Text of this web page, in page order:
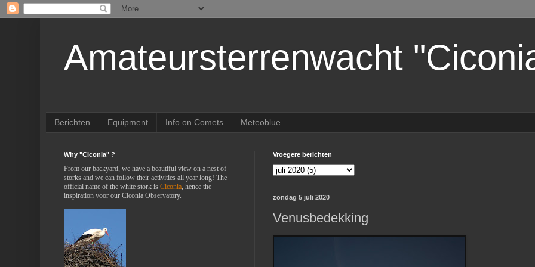
Amateursterrenwacht
Berichten Equipment Info on Comets Meteoblue
Vroegere berichten
zondag 5 juli 2020
Venusbedekking
Why "Ciconia" ?
From our backyard, we have a beautiful view on a nest of
storks and we can follow their activities all year long! The
official name of the white stork is Ciconia , hence the
inspiration voor our Ciconia Observatory.